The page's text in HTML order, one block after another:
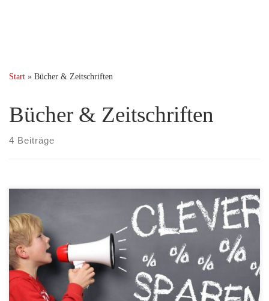
Start » Bücher & Zeitschriften
Bücher & Zeitschriften
4 Beiträge
Der neue Thriller „Inferno“ von Dan Brown gibt es aktuell nur bei
Audible in der ungekürzten Fassung. Neukunden erhalten den
Hörbuch-Bestseller im Flexiabo Spezial für nur 4,95 Euro. Im
regulären Audible-Abo kostet das Hörbuch 9,95 Euro. Zum
Vergleich die gekürzte Hörbuch-Version auf CD kostet bei
Amazon aktuell 17,99 Euro! Im […]